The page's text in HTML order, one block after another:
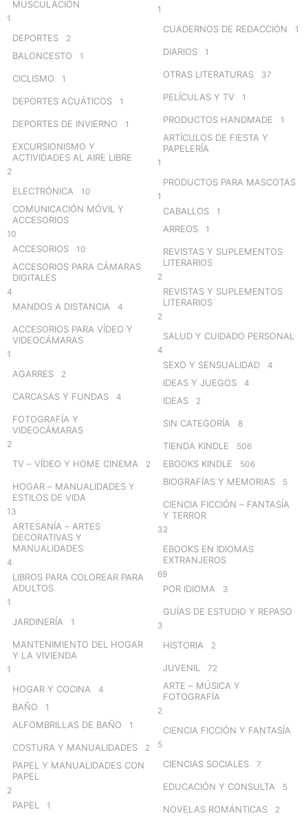
MUSCULACIÓN
1
DEPORTES 2
BALONCESTO 1
CICLISMO 1
DEPORTES ACUÁTICOS 1
DEPORTES DE INVIERNO 1
EXCURSIONISMO Y
ACTIVIDADES AL AIRE LIBRE
2
ELECTRÓNICA 10
COMUNICACIÓN MÓVIL Y
ACCESORIOS
10
ACCESORIOS 10
ACCESORIOS PARA CÁMARAS
DIGITALES
4
MANDOS A DISTANCIA 4
ACCESORIOS PARA VÍDEO Y
VIDEOCÁMARAS
1
AGARRES 2
CARCASAS Y FUNDAS 4
FOTOGRAFÍA Y
VIDEOCÁMARAS
2
TV – VÍDEO Y HOME CINEMA 2
HOGAR – MANUALIDADES Y
ESTILOS DE VIDA
13
ARTESANÍA – ARTES
DECORATIVAS Y
MANUALIDADES
4
LIBROS PARA COLOREAR PARA
ADULTOS
1
JARDINERÍA 1
MANTENIMIENTO DEL HOGAR
Y LA VIVIENDA
1
HOGAR Y COCINA 4
BAÑO 1
ALFOMBRILLAS DE BAÑO 1
COSTURA Y MANUALIDADES 2
PAPEL Y MANUALIDADES CON
PAPEL
2
PAPEL 1
1
CUADERNOS DE REDACCIÓN 1
DIARIOS 1
OTRAS LITERATURAS 37
PELÍCULAS Y TV 1
PRODUCTOS HANDMADE 1
ARTÍCULOS DE FIESTA Y
PAPELERÍA
1
PRODUCTOS PARA MASCOTAS
1
CABALLOS 1
ARREOS 1
REVISTAS Y SUPLEMENTOS
LITERARIOS
2
REVISTAS Y SUPLEMENTOS
LITERARIOS
2
SALUD Y CUIDADO PERSONAL
4
SEXO Y SENSUALIDAD 4
IDEAS Y JUEGOS 4
IDEAS 2
SIN CATEGORÍA 8
TIENDA KINDLE 506
EBOOKS KINDLE 506
BIOGRAFÍAS Y MEMORIAS 5
CIENCIA FICCIÓN – FANTASÍA
Y TERROR
32
EBOOKS EN IDIOMAS
EXTRANJEROS
69
POR IDIOMA 3
GUÍAS DE ESTUDIO Y REPASO
3
HISTORIA 2
JUVENIL 72
ARTE – MÚSICA Y
FOTOGRAFÍA
2
CIENCIA FICCIÓN Y FANTASÍA
5
CIENCIAS SOCIALES 7
EDUCACIÓN Y CONSULTA 5
NOVELAS ROMÁNTICAS 2